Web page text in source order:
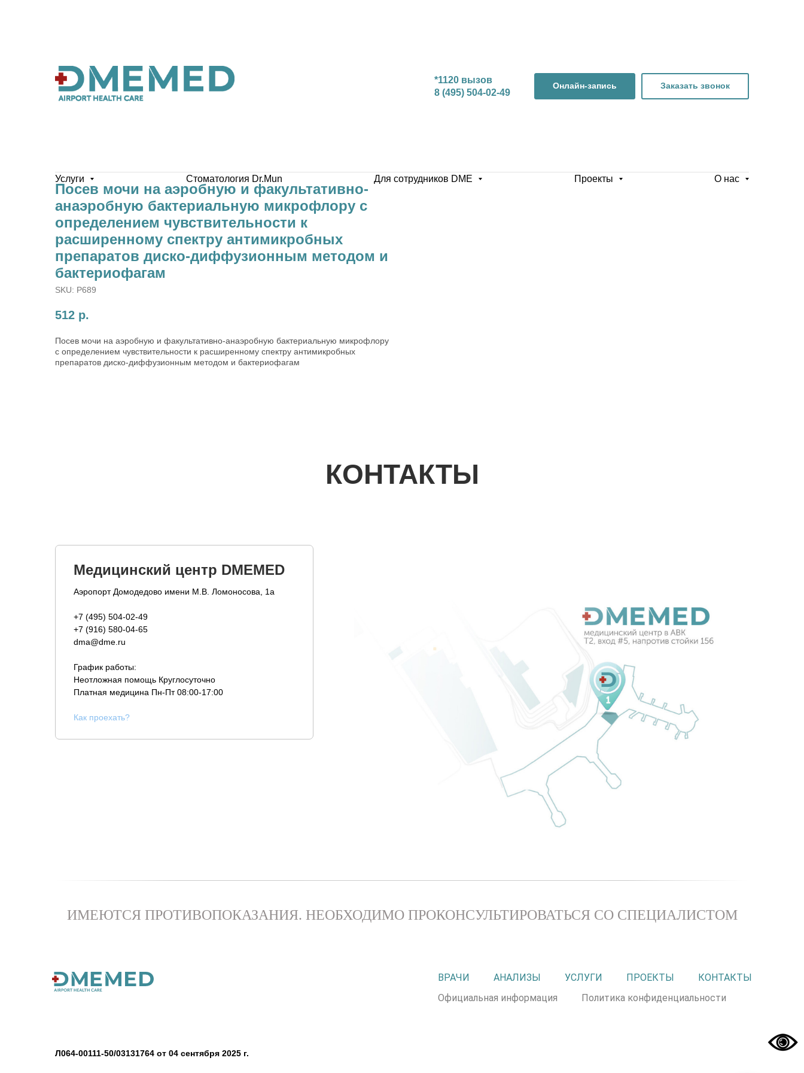
*1120 вызов
8 (495) 504-02-49
Онлайн-запись Заказать звонок
Услуги Стоматология Dr.Mun Для сотрудников DME Проекты О нас
Посев мочи на аэробную и факультативно-
анаэробную бактериальную микрофлору с
определением чувствительности к
расширенному спектру антимикробных
препаратов диско-диффузионным методом и
бактериофагам
SKU: P689
512 р.
Посев мочи на аэробную и факультативно-анаэробную бактериальную микрофлору
с определением чувствительности к расширенному спектру антимикробных
препаратов диско-диффузионным методом и бактериофагам
КОНТАКТЫ
Медицинский центр DMEMED
Аэропорт Домодедово имени М.В. Ломоносова, 1а
+7 (495) 504-02-49
+7 (916) 580-04-65
dma@dme.ru
График работы:
Неотложная помощь Круглосуточно
Платная медицина Пн-Пт 08:00-17:00
Как проехать?
ИМЕЮТСЯ ПРОТИВОПОКАЗАНИЯ. НЕОБХОДИМО ПРОКОНСУЛЬТИРОВАТЬСЯ СО СПЕЦИАЛИСТОМ
ВРАЧИ АНАЛИЗЫ УСЛУГИ ПРОЕКТЫ
КОНТАКТЫ
Официальная информация
Политика конфиденциальности
Л064-00111-50/03131764 от 04 сентября 2025 г.